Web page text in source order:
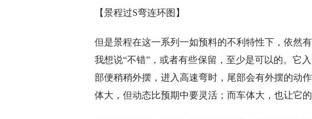
【景程过S弯连环图】
但是景程在这一系列一如预料的不利特性下，依
我想说“不错”，或者有些保留，至少是可以的。它
部便稍稍外摆，进入高速弯时，尾部会有外摆的动
体大，但动态比预期中要灵活；而车体大，也让它